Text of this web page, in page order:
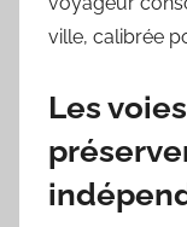
ville, calibrée
Les